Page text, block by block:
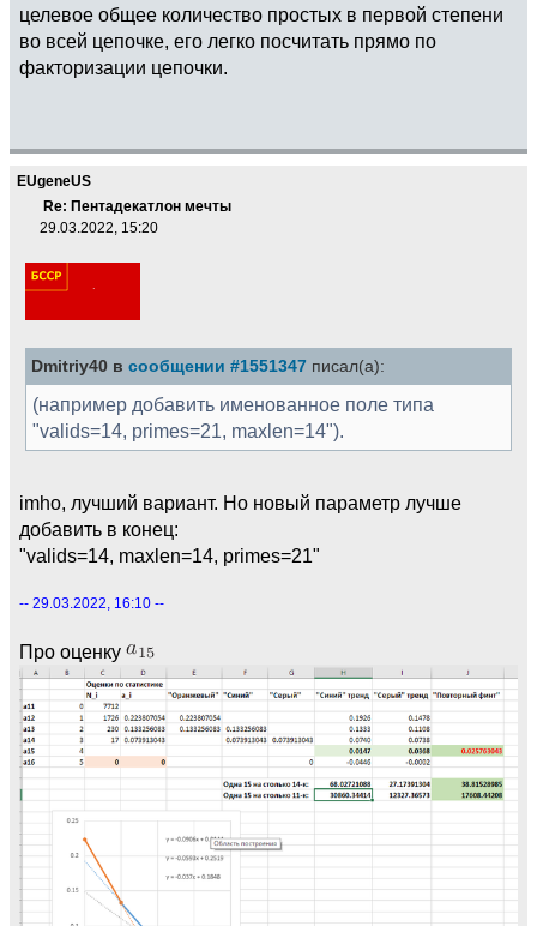
(z[5]>0 && !ispseudoprime((n+4)/v[5])) ||
(z[6]>0 && !ispseudoprime((n+5)/v[6])) ||
(z[8]>0 && !ispseudoprime((n+7)/v[8])) ||
(z[9]>0 && !ispseudoprime((n+8)/v[9])) ||
(z[11]>0 && !ispseudoprime((n+10)/v[11]))
(z[12]>0 && !ispseudoprime((n+11)/v[12]))
\\!
(z[13]>0 && !ispseudoprime((n+12)/v[13]))
||
(z[14]>0 && !ispseudoprime((n+13)/v[14]))
||
\\!
(z[15]>0 && !ispseudoprime((n+14)/v[15]))
0
next;
);
s=vector(15,d,numdiv(n+d-1)); k=#select(x->
(x==12),s);
if(k>=11,
w=strprintf("%d:",n); f=", ALL";
for(j=1,#v, if(z[j]>0 && s[j]!=12, f="";
break));
целевое общее количество простых в первой степени
во всей цепочке, его легко посчитать прямо по
факторизации цепочки.
EUgeneUS
Re: Пентадекатлон мечты
29.03.2022, 15:20
Dmitriy40 в сообщении #1551347 писал(а):
(например добавить именованное поле типа
"valids=14, primes=21, maxlen=14").
imho, лучший вариант. Но новый параметр лучше
добавить в конец:
"valids=14, maxlen=14, primes=21"
-- 29.03.2022, 16:10 --
Про оценку